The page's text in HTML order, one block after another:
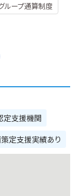
ループ通算制度
定支援機関
定支援実績あり